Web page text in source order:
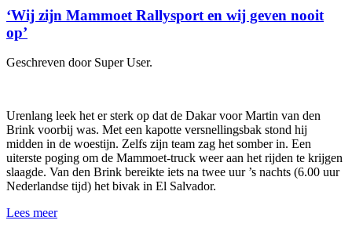
‘Wij zijn Mammoet Rallysport en wij geven nooit
op’
Geschreven door Super User.
Urenlang leek het er sterk op dat de Dakar voor Martin van den
Brink voorbij was. Met een kapotte versnellingsbak stond hij
midden in de woestijn. Zelfs zijn team zag het somber in. Een
uiterste poging om de Mammoet-truck weer aan het rijden te krijgen
slaagde. Van den Brink bereikte iets na twee uur ’s nachts (6.00 uur
Nederlandse tijd) het bivak in El Salvador.
Lees meer